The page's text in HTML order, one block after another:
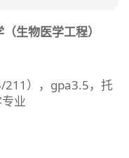
生物医学工程）
211），gpa3.5，托
业